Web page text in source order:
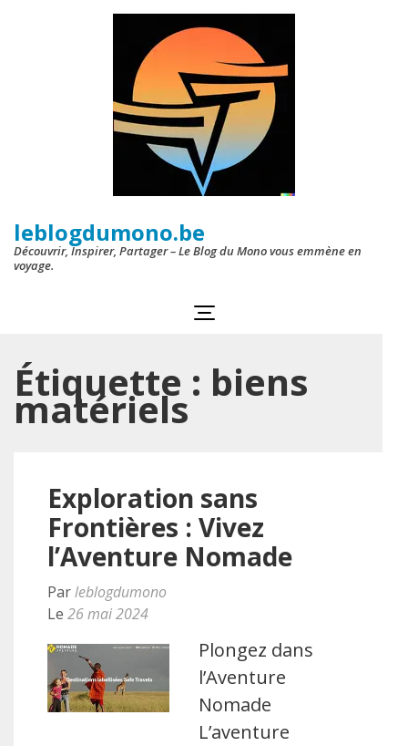
leblogdumono.be
Découvrir, Inspirer, Partager – Le Blog du Mono vous emmène en
voyage.
Étiquette : biens
matériels
Exploration sans
Frontières : Vivez
l’Aventure Nomade
Parleblogdumono
Le 26 mai 2024
Plongez dans
l’Aventure
Nomade
L’aventure